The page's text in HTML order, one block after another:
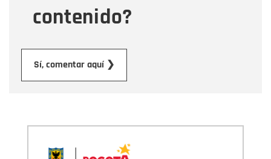
contenido?
Sí, comentar aquí ❯